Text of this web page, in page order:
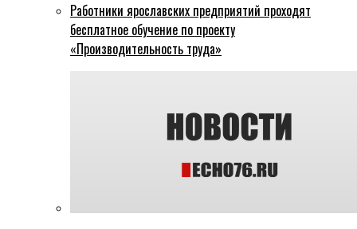
Работники ярославских предприятий проходят
бесплатное обучение по проекту
«Производительность труда»